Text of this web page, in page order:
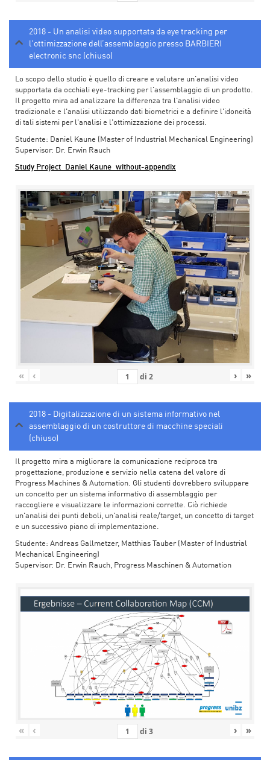
2018 - Un analisi video supportata da eye tracking per
l'ottimizzazione dell’assemblaggio presso BARBIERI
electronic snc (chiuso)
Lo scopo dello studio è quello di creare e valutare un'analisi video
supportata da occhiali eye-tracking per l'assemblaggio di un prodotto.
Il progetto mira ad analizzare la differenza tra l'analisi video
tradizionale e l'analisi utilizzando dati biometrici e a definire l'idoneità
di tali sistemi per l'analisi e l'ottimizzazione dei processi.
Studente: Daniel Kaune (Master of Industrial Mechanical Engineering)
Supervisor: Dr. Erwin Rauch
Study Project_Daniel Kaune_without-appendix
« ‹ di 2 › »
2018 - Digitalizzazione di un sistema informativo nel
assemblaggio di un costruttore di macchine speciali
(chiuso)
Il progetto mira a migliorare la comunicazione reciproca tra
progettazione, produzione e servizio nella catena del valore di
Progress Machines & Automation. Gli studenti dovrebbero sviluppare
un concetto per un sistema informativo di assemblaggio per
raccogliere e visualizzare le informazioni corrette. Ciò richiede
un'analisi dei punti deboli, un'analisi reale/target, un concetto di target
e un successivo piano di implementazione.
Studente: Andreas Gallmetzer, Matthias Tauber (Master of Industrial
Mechanical Engineering)
Supervisor: Dr. Erwin Rauch, Progress Maschinen & Automation
« ‹ di 3 › »